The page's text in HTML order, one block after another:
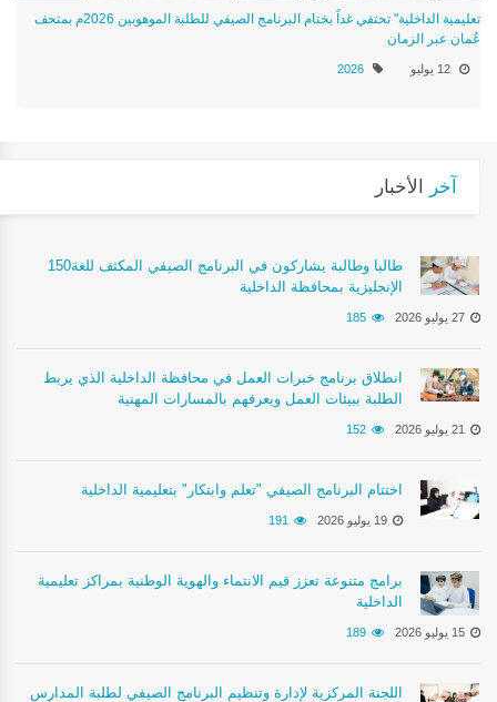
تعليمية الداخلية" تحتفي غداً بختام البرنامج الصيفي للطلبة الموهوبين 2026م بمتحف
عُمان عبر الزمان
12 يوليو 2026
آخر الأخبار
150طالبا وطالبة يشاركون في البرنامج الصيفي المكثف للغة
الإنجليزية بمحافظة الداخلية
27 يوليو 2026 185
انطلاق برنامج خبرات العمل في محافظة الداخلية الذي يربط
الطلبة ببيئات العمل ويعرفهم بالمسارات المهنية
21 يوليو 2026 152
اختتام البرنامج الصيفي "تعلم وابتكار" بتعليمية الداخلية
19 يوليو 2026 191
برامج متنوعة تعزز قيم الانتماء والهوية الوطنية بمراكز تعليمية
الداخلية
15 يوليو 2026 189
اللجنة المركزية لإدارة وتنظيم البرنامج الصيفي لطلبة المدارس